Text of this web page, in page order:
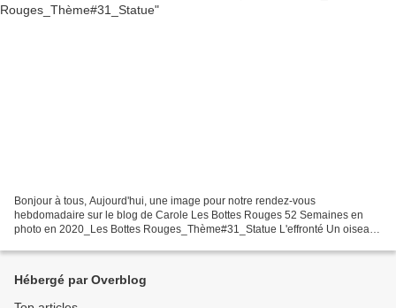
Bonjour à tous, Aujourd'hui, une image pour notre rendez-vous
hebdomadaire sur le blog de Carole Les Bottes Rouges 52 Semaines en
photo en 2020_Les Bottes Rouges_Thème#31_Statue L'effronté Un oiseau
Hébergé par Overblog